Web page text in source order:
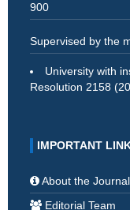
900
Supervised by the
University with
Resolution 2158
IMPORTANT
About the Journal
Editorial Team